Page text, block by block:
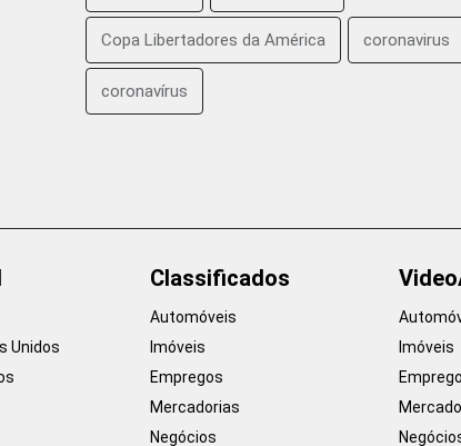
Copa Libertadores da América coronavirus
coronavírus
Unidos
Classificados
Automóveis
Imóveis
Empregos
Mercadorias
Negócios
Imóveis